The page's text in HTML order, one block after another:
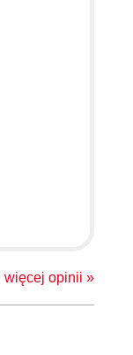
więcej opinii »